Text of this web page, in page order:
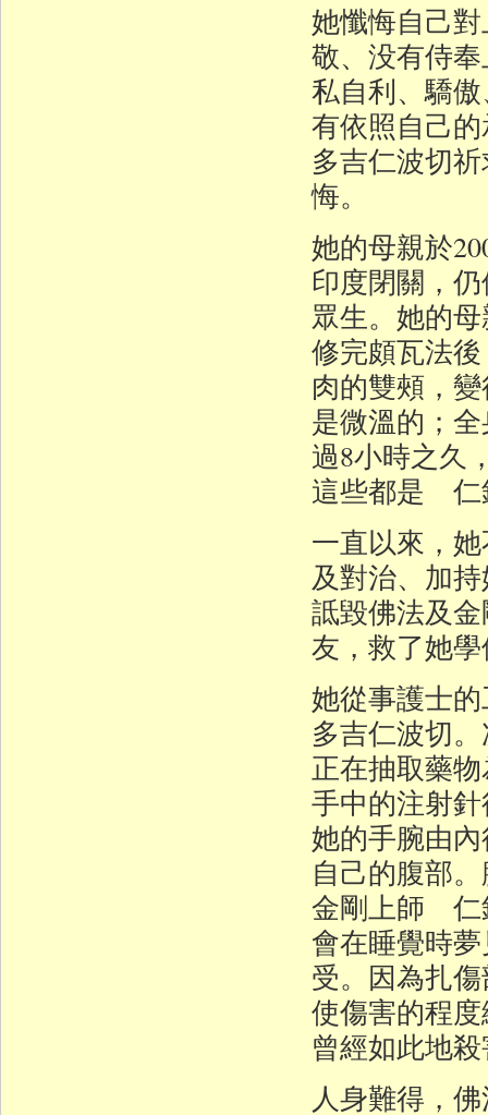
她懺悔自己
敬、没有侍
私自利、驕
有依照自己
多吉仁波切
悔。
她的母親於
印度閉關，
眾生。她的
修完頗瓦法
肉的雙頰，
是微溫的；
過8小時之久
這些都是 仁
一直以來，
及對治、加
詆毀佛法及
友，救了她
她從事護士
多吉仁波切
正在抽取藥
手中的注射
她的手腕由
自己的腹部
金剛上師 仁
會在睡覺時
受。因為扎
使傷害的程
曾經如此地
人身難得，